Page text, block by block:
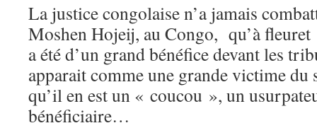
La justice congolaise n’a jamais
Moshen Hojeij, au Congo, qu’à
a été d’un grand bénéfice devant les
apparait comme une grande victime du
qu’il en est un « coucou », un
bénéficiaire…